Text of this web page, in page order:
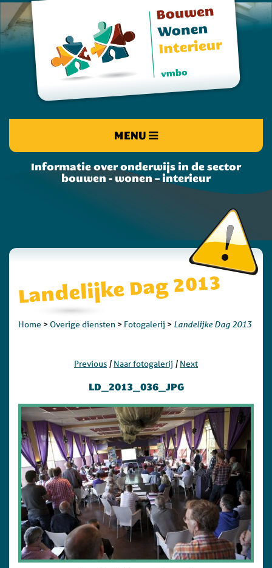
MENU
Informatie over onderwijs in de sector
bouwen - wonen – interieur
Landelijke Dag 2013
Home > Overige diensten > Fotogalerij > Landelijke Dag 2013
Previous | Naar fotogalerij | Next
LD_2013_036_JPG